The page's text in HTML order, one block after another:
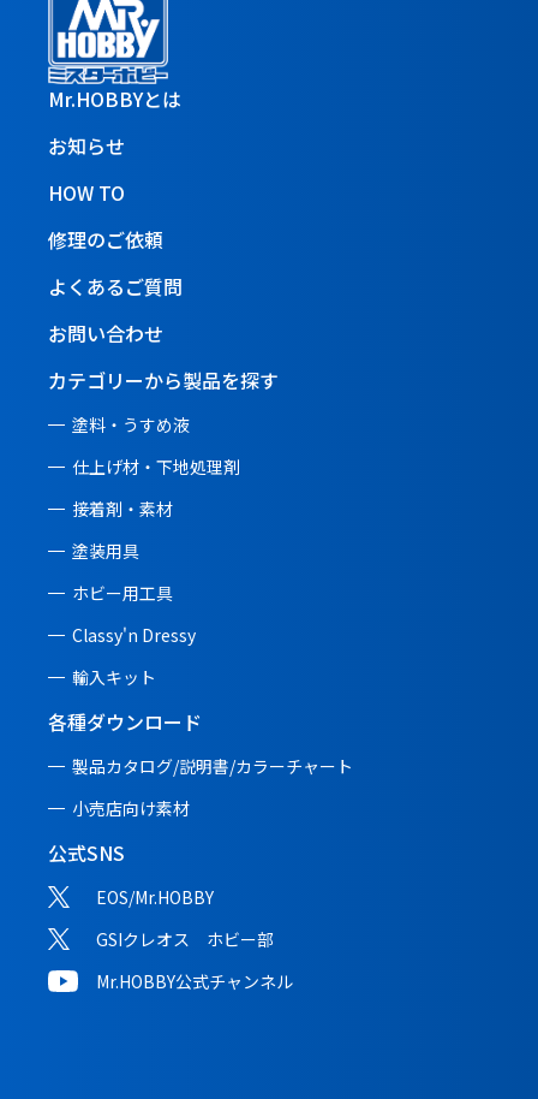
Mr.HOBBYとは
お知らせ
HOW TO
修理のご依頼
よくあるご質問
お問い合わせ
カテゴリーから製品を探す
塗料・うすめ液
仕上げ材・下地処理剤
接着剤・素材
塗装用具
ホビー用工具
Classy'n Dressy
輸入キット
各種ダウンロード
製品カタログ/説明書/カラーチャート
小売店向け素材
公式SNS
EOS/Mr.HOBBY
GSIクレオス ホビー部
Mr.HOBBY公式チャンネル